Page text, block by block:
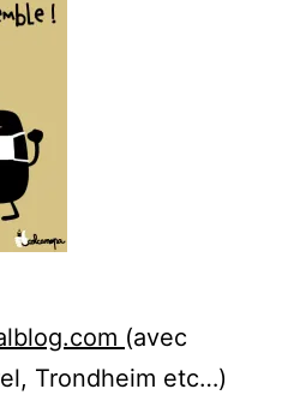
(avec
Trondheim etc…)